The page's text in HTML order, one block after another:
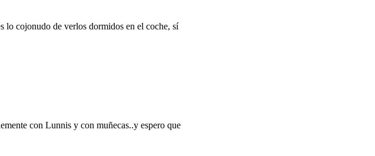
lo cojonudo de verlos dormidos en el coche, sí
con Lunnis y con muñecas..y espero que